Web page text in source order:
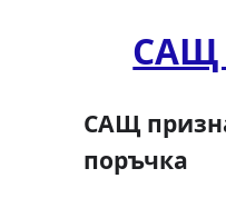
САЩ
САЩ
поръчка